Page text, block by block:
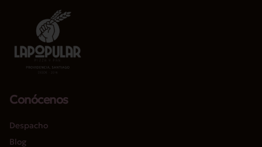
Conócenos
Despacho
Blog